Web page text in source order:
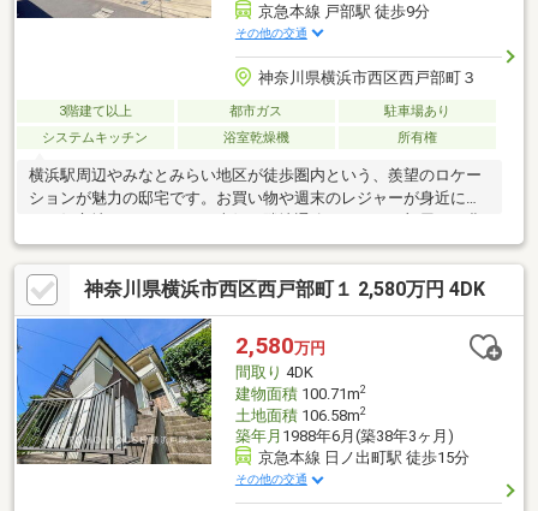
京急本線 戸部駅 徒歩9分
その他の交通
神奈川県横浜市西区西戸部町３
3階建て以上 都市ガス
駐車場あり
システムキッチン
浴室乾燥機 所有権
横浜駅周辺やみなとみらい地区が徒歩圏内という、羨望のロケー
ションが魅力の邸宅です。お買い物や週末のレジャーが身近に広
かな陽光と心地よい風が舞い込みます。間取りはゆとりある2LDK
＋S（納戸）。小学校・中学校もともに10分圏内に揃っており、
小さなお子様がいるファミリーでも安心して永く暮らせる環境が
整っています。利便性と住環境の良さを兼ね備えた住まいで、新
しい暮らしをスタートしませんか。
神奈川県横浜市西区西戸部町１ 2,580万円 4DK
2,580万円
間取り 4DK
建物面積100.71m2
土地面積106.58m2
築年月 1988年6月(築38年3ヶ月)
京急本線 日ノ出町駅 徒歩15分
その他の交通